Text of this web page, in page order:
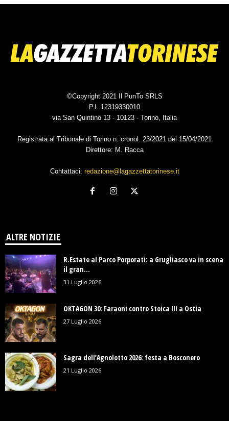
©Copyright 2021 Il PunTo SRLS
P.I. 12319330010
via San Quintino 13 - 10123 - Torino, Italia
Registrata al Tribunale di Torino n. cronol. 23/2021 del 15/04/2021
Direttore: M. Racca
Contattaci: redazione@lagazzettatorinese.it
ALTRE NOTIZIE
R.Estate al Parco Porporati: a Grugliasco va in scena
il gran...
31 Luglio 2026
OKTAGON 30: Faraoni contro Stoica III a Ostia
27 Luglio 2026
Sagra dell’Agnolotto 2026: festa a Bosconero
21 Luglio 2026